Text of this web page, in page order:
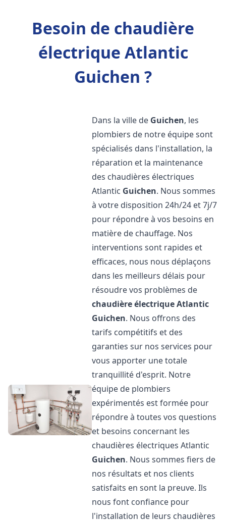
Besoin de chaudière
électrique Atlantic
Guichen ?
Dans la ville de Guichen, les
plombiers de notre équipe sont
spécialisés dans l'installation, la
réparation et la maintenance
des chaudières électriques
Atlantic Guichen. Nous sommes
à votre disposition 24h/24 et 7j/7
pour répondre à vos besoins en
matière de chauffage. Nos
interventions sont rapides et
efficaces, nous nous déplaçons
dans les meilleurs délais pour
résoudre vos problèmes de
chaudière électrique Atlantic
Guichen. Nous offrons des
tarifs compétitifs et des
garanties sur nos services pour
vous apporter une totale
tranquillité d'esprit. Notre
équipe de plombiers
expérimentés est formée pour
répondre à toutes vos questions
et besoins concernant les
chaudières électriques Atlantic
Guichen. Nous sommes fiers de
nos résultats et nos clients
satisfaits en sont la preuve. Ils
nous font confiance pour
l'installation de leurs chaudières